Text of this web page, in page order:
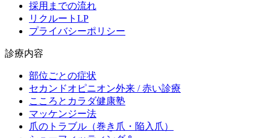
採用までの流れ
リクルートLP
プライバシーポリシー
診療内容
部位ごとの症状
セカンドオピニオン外来 / 赤い診療
こころとカラダ健康塾
マッケンジー法
爪のトラブル（巻き爪・陥入爪）